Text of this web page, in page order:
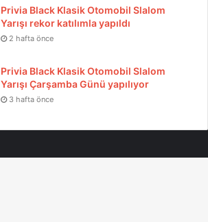
Privia Black Klasik Otomobil Slalom
Yarışı rekor katılımla yapıldı
2 hafta önce
Privia Black Klasik Otomobil Slalom
Yarışı Çarşamba Günü yapılıyor
3 hafta önce